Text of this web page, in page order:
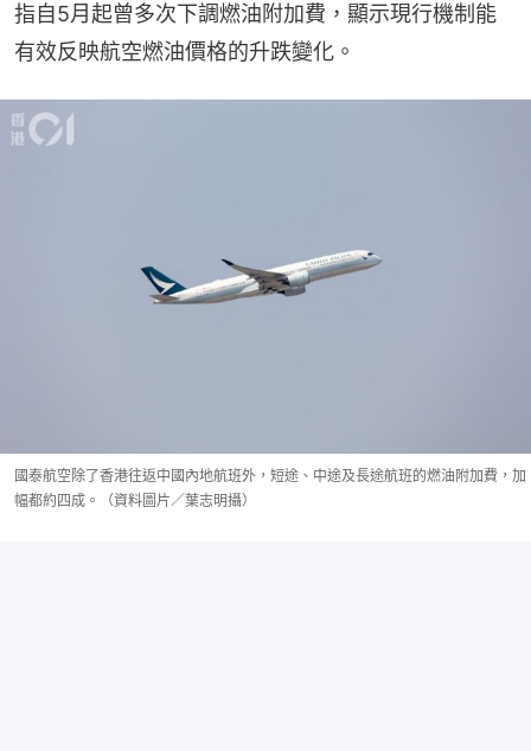
指自5月起曾多次下調燃油附加費，顯示現行機制能
有效反映航空燃油價格的升跌變化。
國泰航空除了香港往返中國內地航班外，短途、中途及長途航班的燃油附加費，加
幅都約四成。（資料圖片／葉志明攝）